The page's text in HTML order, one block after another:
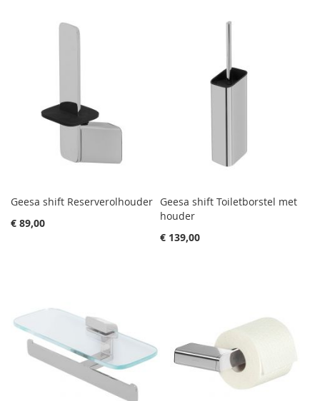
Geesa shift Reserverolhouder
€ 89,00
Geesa shift Toiletborstel met
houder
€ 139,00